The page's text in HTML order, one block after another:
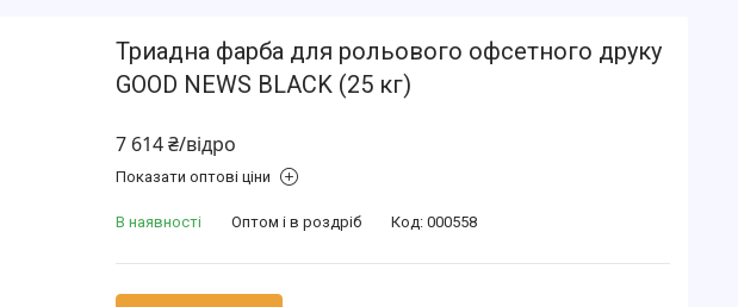
Триадна фарба для рольового офсетного друку
GOOD NEWS BLACK (25 кг)
7 614 ₴/відро
Показати оптові ціни
В наявності Оптом і в роздріб Код: 000558